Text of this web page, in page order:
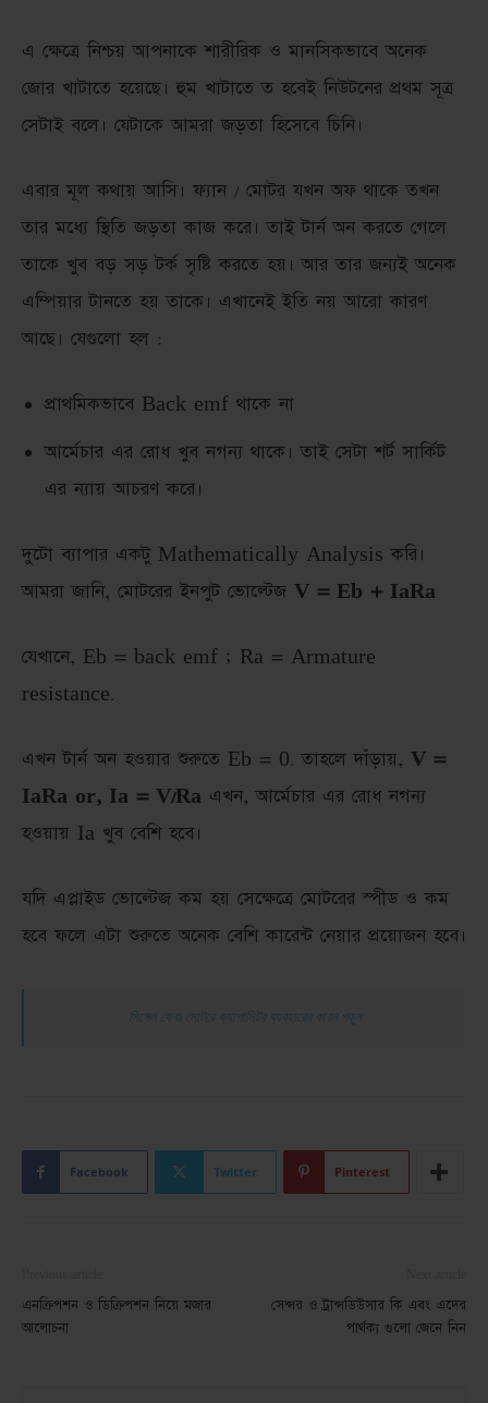
এ ক্ষেত্রে নিশ্চয় আপনাকে শারীরিক ও মানসিকভাবে অনেক
জোর খাটাতে হয়েছে। হুম খাটাতে ত হবেই নিউটনের প্রথম সূত্র
সেটাই বলে। যেটাকে আমরা জড়তা হিসেবে চিনি।
এবার মূল কথায় আসি। ফ্যান / মোটর যখন অফ থাকে তখন
তার মধ্যে স্থিতি জড়তা কাজ করে। তাই টার্ন অন করতে গেলে
তাকে খুব বড় সড় টর্ক সৃষ্টি করতে হয়। আর তার জন্যই অনেক
এম্পিয়ার টানতে হয় তাকে। এখানেই ইতি নয় আরো কারণ
আছে। যেগুলো হল :
প্রাথমিকভাবে Back emf থাকে না
আর্মেচার এর রোধ খুব নগন্য থাকে। তাই সেটা শর্ট সার্কিট
এর ন্যায় আচরণ করে।
দুটো ব্যাপার একটু Mathematically Analysis করি।
আমরা জানি, মোটরের ইনপুট ভোল্টেজ V = Eb + IaRa
যেখানে, Eb = back emf ; Ra = Armature
resistance.
এখন টার্ন অন হওয়ার শুরুতে Eb = 0. তাহলে দাঁড়ায়, V =
IaRa or, Ia = V/Ra এখন, আর্মেচার এর রোধ নগন্য
হওয়ায় Ia খুব বেশি হবে।
যদি এপ্লাইড ভোল্টেজ কম হয় সেক্ষেত্রে মোটরের স্পীড ও কম
হবে ফলে এটা শুরুতে অনেক বেশি কারেন্ট নেয়ার প্রয়োজন হবে।
সিঙ্গেল ফেজ মোটরে ক্যাপাসিটর ব্যবহারের কারন পড়ুন
Facebook Twitter Pinterest
এনক্রিপশন ও ডিক্রিপশন নিয়ে মজার
আলোচনা
সেন্সর ও ট্রান্সডিউসার কি এবং এদের
পার্থক্য গুলো জেনে নিন